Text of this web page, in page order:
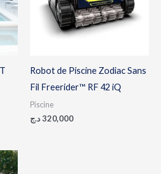
Robot de Piscine Zodiac Sans
Fil Freerider™ RF 42 iQ
Piscine
320,000د.ج